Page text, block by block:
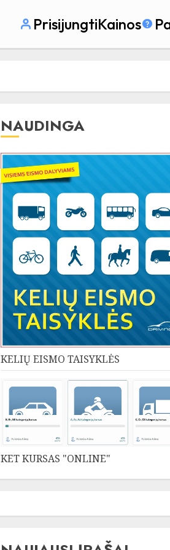
PrisijungtiKainos
NAUDINGA
KELIŲ EISMO TAISYKLĖS
KET KURSAS "ONLINE"